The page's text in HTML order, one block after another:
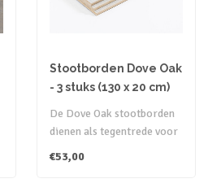
Stootborden Dove Oak
- 3 stuks (130 x 20 cm)
De Dove Oak stootborden
dienen als tegentrede voor
overzettreden ..
€53,00